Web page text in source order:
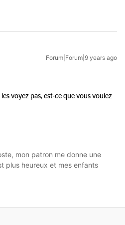
Forum|Forum|9 years ago
voyez pas, est-ce que vous voulez
mon patron me donne une
plus heureux et mes enfants